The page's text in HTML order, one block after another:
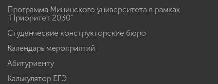
Программа Мининского университета в рамках
"Приоритет 2030"
Студенческие конструкторские бюро
Календарь мероприятий
Абитуриенту
Калькулятор ЕГЭ